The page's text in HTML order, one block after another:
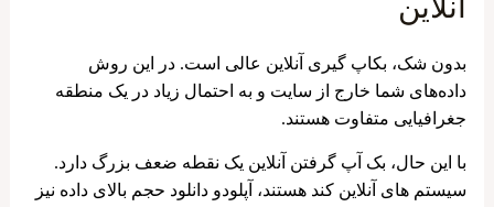
آنلاین
بدون شک، بکاپ گیری آنلاین عالی است. در این روش
داده‌های شما خارج از سایت و به احتمال زیاد در یک منطقه
جغرافیایی متفاوت هستند.
با این حال، بک آپ گرفتن آنلاین یک نقطه ضعف بزرگ دارد.
سیستم های آنلاین کند هستند، آپلودو دانلود حجم بالای داده نیز